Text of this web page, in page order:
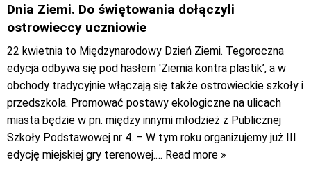
Dnia Ziemi. Do świętowania dołączyli
ostrowieccy uczniowie
22 kwietnia to Międzynarodowy Dzień Ziemi. Tegoroczna
edycja odbywa się pod hasłem 'Ziemia kontra plastik’, a w
obchody tradycyjnie włączają się także ostrowieckie szkoły i
przedszkola. Promować postawy ekologiczne na ulicach
miasta będzie w pn. między innymi młodzież z Publicznej
Szkoły Podstawowej nr 4. – W tym roku organizujemy już III
edycję miejskiej gry terenowej.… Read more »